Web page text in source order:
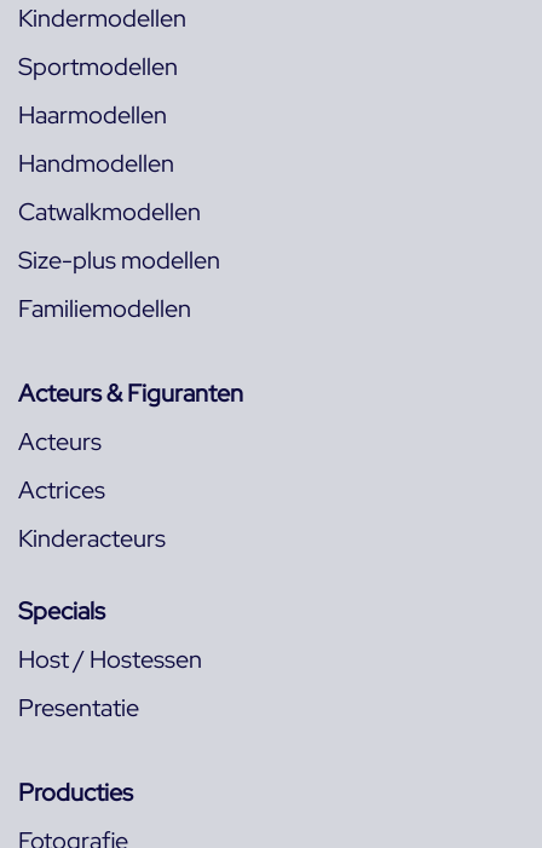
Kindermodellen
Sportmodellen
Haarmodellen
Handmodellen
Catwalkmodellen
Size-plus modellen
Familiemodellen
Acteurs & Figuranten
Acteurs
Actrices
Kinderacteurs
Specials
Host / Hostessen
Presentatie
Producties
Fotografie